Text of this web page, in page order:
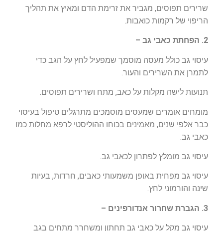
שרירים תפוסים, מגביר את זרימת הדם ומאיץ את תהליך
הריפוי של רקמות כואבות.
2. הפחתת כאבי גב –
עיסוי גב כולל מעסה מוסמך שמפעיל לחץ על הגב כדי
לתמרן את השרירים והעור.
תנועות לישה מקלות על כאב, מתח ושרירים תפוסים.
מומחים אומרים שמעסים מוסמכים מתרגלים טיפול בעיסוי
כבר אלפי שנים, מאמינים בכוחו ההוליסטי לרפא מחלות כמו
כאבי גב.
עיסוי גב מומלץ לפתרון לכאבי גב.
עיסוי גב מפחית באופן משמעותי כאבים, חרדות, בעיות
שינה והורמוני לחץ.
3. הגברת שחרור אנדורפינים –
עיסוי גב מקל על כאבי גב תחתון ומשחרר מתחים בגב